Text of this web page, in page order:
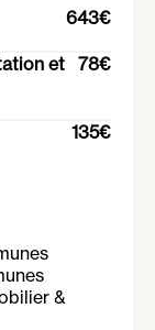
643€
et 78€
135€
&